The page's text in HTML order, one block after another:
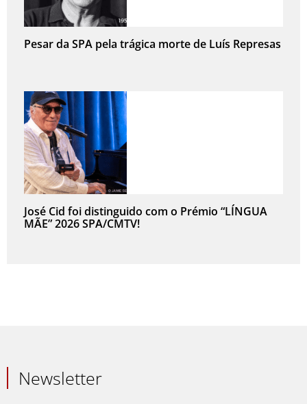
Pesar da SPA pela trágica morte de Luís Represas
José Cid foi distinguido com o Prémio “LÍNGUA
MÃE” 2026 SPA/CMTV!
Newsletter